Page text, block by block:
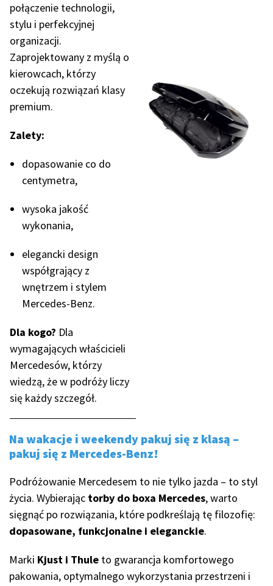
połączenie technologii,
stylu i perfekcyjnej
organizacji.
Zaprojektowany z myślą o
kierowcach, którzy
oczekują rozwiązań klasy
premium.
Zalety:
dopasowanie co do
centymetra,
wysoka jakość
wykonania,
elegancki design
współgrający z
wnętrzem i stylem
Mercedes-Benz.
Dla kogo? Dla
wymagających właścicieli
Mercedesów, którzy
wiedzą, że w podróży liczy
się każdy szczegół.
Na wakacje i weekendy pakuj się z klasą –
pakuj się z Mercedes-Benz!
Podróżowanie Mercedesem to nie tylko jazda – to styl
życia. Wybierając torby do boxa Mercedes, warto
sięgnąć po rozwiązania, które podkreślają tę filozofię:
dopasowane, funkcjonalne i eleganckie.
Marki Kjust i Thule to gwarancja komfortowego
pakowania, optymalnego wykorzystania przestrzeni i